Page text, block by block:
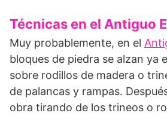
Técnicas en el Antiguo
Muy probablemente, en el
bloques de piedra se alzan ya
sobre rodillos de madera o
de palancas y rampas.
obra tirando de los trineos o